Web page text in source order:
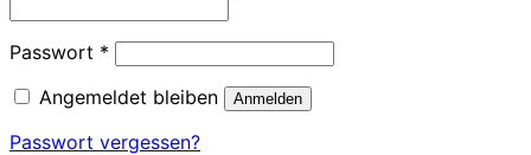
Passwort * Erforderlich
Angemeldet bleiben
Anmelden
Passwort vergessen?